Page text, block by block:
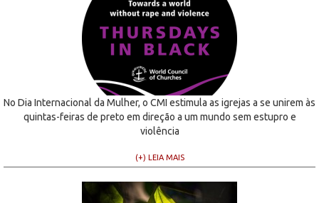
No Dia Internacional da Mulher, o CMI estimula as igrejas a se unirem às
quintas-feiras de preto em direção a um mundo sem estupro e
violência
(+) LEIA MAIS